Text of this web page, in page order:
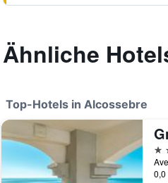
Ähnliche
Top-Hotels in Alcossebre
4
0,0